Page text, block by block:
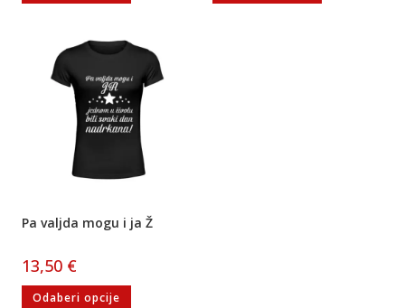
Pa valjda mogu i ja Ž
13,50 €
Odaberi opcije